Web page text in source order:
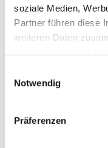
soziale Medien,
Partner führen diese
weiteren Daten
Notwendig
Präferenzen